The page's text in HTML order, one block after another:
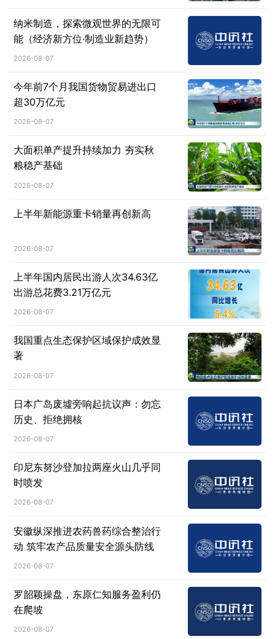
纳米制造，探索微观世界的无限可
能（经济新方位·制造业新趋势）
2026-08-07
今年前7个月我国货物贸易进出口
超30万亿元
2026-08-07
大面积单产提升持续加力 夯实秋
粮稳产基础
2026-08-07
上半年新能源重卡销量再创新高
2026-08-07
上半年国内居民出游人次34.63亿
出游总花费3.21万亿元
2026-08-07
我国重点生态保护区域保护成效显
著
2026-08-07
日本广岛废墟旁响起抗议声：勿忘
历史、拒绝拥核
2026-08-07
印尼东努沙登加拉两座火山几乎同
时喷发
2026-08-07
安徽纵深推进农药兽药综合整治行
动 筑牢农产品质量安全源头防线
2026-08-07
罗韶颖操盘，东原仁知服务盈利仍
在爬坡
2026-08-07